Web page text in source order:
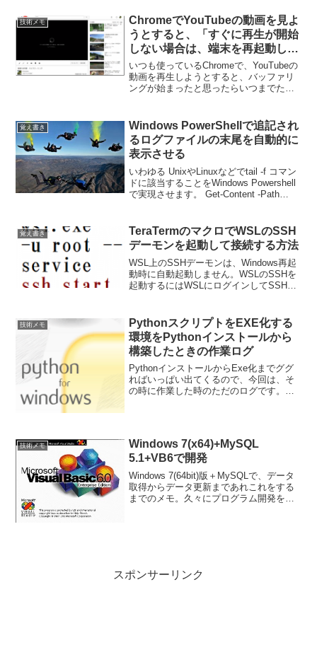
技術メモ
ChromeでYouTubeの動画を見よ
うとすると、「すぐに再生が開始
しない場合は、端末を再起動して
ください」を解決させるまでに試
したこと覚書
いつも使っているChromeで、YouTubeの
動画を再生しようとすると、バッファリ
ングが始まったと思ったらいつまでたっ
は、端末を再起動してください」と表示
される現象...
覚え書き
Windows PowerShellで追記され
るログファイルの末尾を自動的に
表示させる
いわゆる UnixやLinuxなどでtail -f コマン
ドに該当することをWindows Powershell
で実現させます。 Get-Content -Path
覚え書き
TeraTermのマクロでWSLのSSH
デーモンを起動して接続する方法
WSL上のSSHデーモンは、Windows再起
動時に自動起動しません。WSLのSSHを
起動するにはWSLにログインしてSSHを
行すれば起動します。wsl.exe -u ...
技術メモ
PythonスクリプトをEXE化する
環境をPythonインストールから
構築したときの作業ログ
PythonインストールからExe化までググ
ればいっぱい出てくるので、今回は、そ
の時に作業した時のただのログです。
技術メモ
Windows 7(x64)+MySQL
5.1+VB6で開発
Windows 7(64bit)版＋MySQLで、データ
取得からデータ更新まであれこれをする
までのメモ。久々にプログラム開発をし
スポンサーリンク